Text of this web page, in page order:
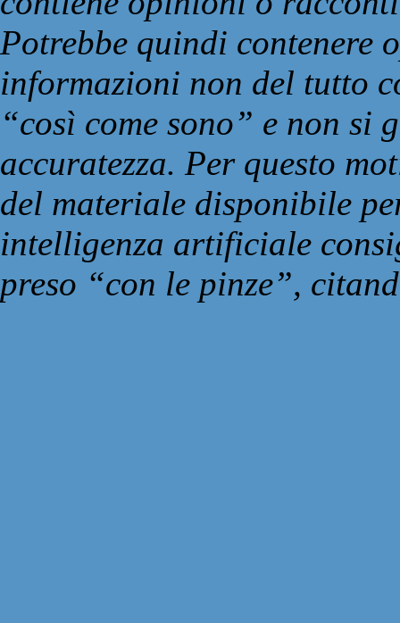
Potrebbe quindi contenere
informazioni non del tutto
“così come sono” e non si
accuratezza. Per questo
del materiale disponibile
intelligenza artificiale
preso “con le pinze”,